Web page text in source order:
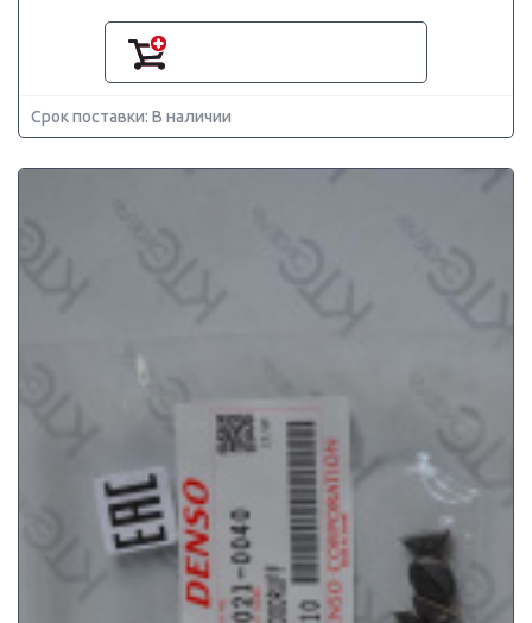
Срок поставки: В наличии